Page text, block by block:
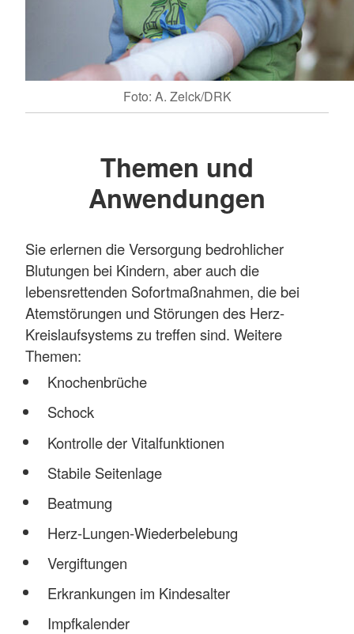
Foto: A. Zelck/DRK
Themen und
Anwendungen
Sie erlernen die Versorgung bedrohlicher
Blutungen bei Kindern, aber auch die
lebensrettenden Sofortmaßnahmen, die bei
Atemstörungen und Störungen des Herz-
Kreislaufsystems zu treffen sind. Weitere
Themen:
Knochenbrüche
Schock
Kontrolle der Vitalfunktionen
Stabile Seitenlage
Beatmung
Herz-Lungen-Wiederbelebung
Vergiftungen
Erkrankungen im Kindesalter
Impfkalender